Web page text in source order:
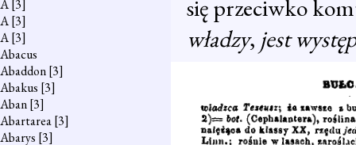
A[3]
A[3]
A[3]
Abacus
Abaddon[3]
Abakus [3]
Aban[3]
Abartarea[3]
Abarys [3]
się przeciwko
władzy, jest